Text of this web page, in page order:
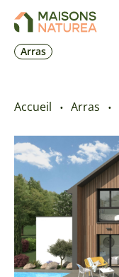
Arras
Nos offres
Accueil Arras